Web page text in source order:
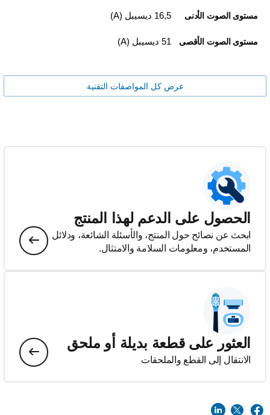
مستوى الصوت الأدنى 16,5 ديسيبل (A)
مستوى الصوت الأقصى 51 ديسيبل (A)
عرض كل المواصفات التقنية
الحصول على الدعم لهذا المنتج
ابحث عن نصائح حول المنتج، والأسئلة الشائعة، ودلائل
المستخدم، ومعلومات السلامة والامتثال.
العثور على قطعة بديلة أو ملحق
الانتقال إلى القطع والملحقات